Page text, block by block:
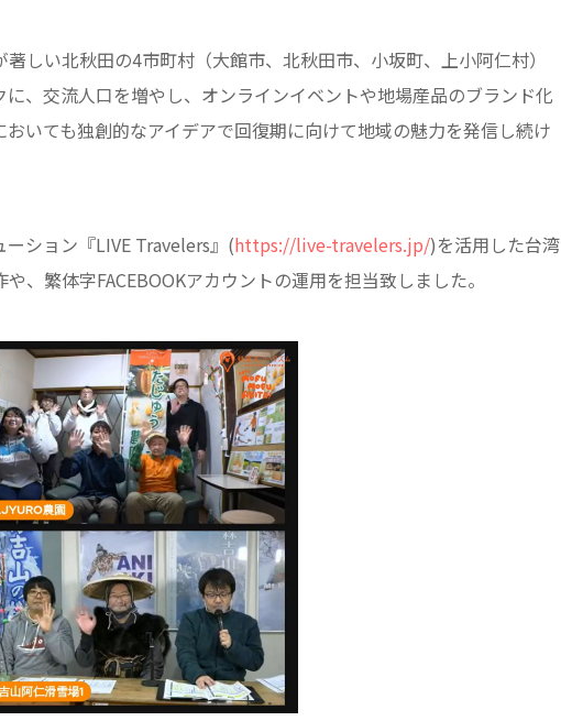
しい北秋田の4市町村（大館市、北秋田市、小坂町、上小阿仁村）
、交流人口を増やし、オンラインイベントや地場産品のブランド化
いても独創的なアイデアで回復期に向けて地域の魅力を発信し続け
ション『LIVE Travelers』(https://live-travelers.jp/)を活用した台湾
、繁体字FACEBOOKアカウントの運用を担当致しました。